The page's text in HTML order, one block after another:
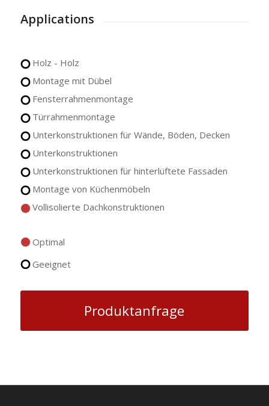
Applications
Holz - Holz
Montage mit Dübel
Fensterrahmenmontage
Türrahmenmontage
Unterkonstruktionen für Wände, Böden, Decken
Unterkonstruktionen
Unterkonstruktionen für hinterlüftete Fassaden
Montage von Küchenmöbeln
Vollisolierte Dachkonstruktionen
Optimal
Geeignet
Produktanfrage